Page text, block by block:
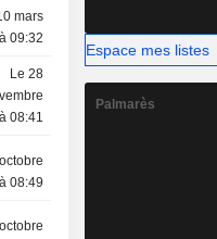
mars
09:32
Le 28
08:41
08:49
Espace mes listes
Palmarès